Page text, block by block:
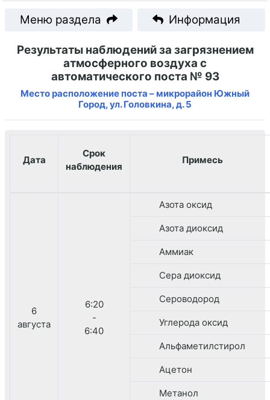
Меню раздела Информация
Результаты наблюдений за загрязнением
атмосферного воздуха с
автоматического поста № 93
Место расположение поста – микрорайон Южный
Город, ул. Головкина, д. 5
Дата
Срок
наблюдения
Примесь
6
августа
6:20
-
6:40
Азота оксид
Азота диоксид
Аммиак
Сера диоксид
Сероводород
Углерода оксид
Альфаметилстирол
Ацетон
Метанол